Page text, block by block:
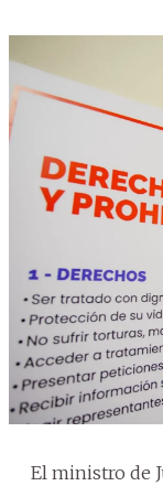
El ministro de